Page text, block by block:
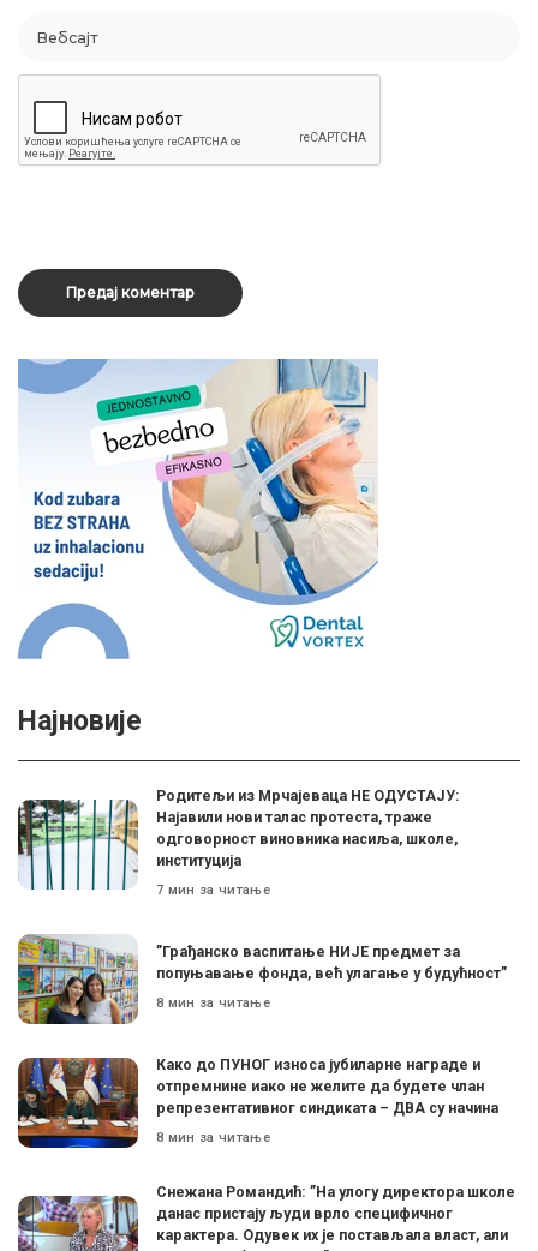
Најновије
Родитељи из Мрчајеваца НЕ ОДУСТАЈУ:
Најавили нови талас протеста, траже
одговорност виновника насиља, школе,
институција
7 мин за читање
”Грађанско васпитање НИЈЕ предмет за
попуњавање фонда, већ улагање у будућност”
8 мин за читање
Како до ПУНОГ износа јубиларне награде и
отпремнине иако не желите да будете члан
репрезентативног синдиката – ДВА су начина
8 мин за читање
Снежана Романдић: ”На улогу директора школе
данас пристају људи врло специфичног
карактера. Одувек их је постављала власт, али